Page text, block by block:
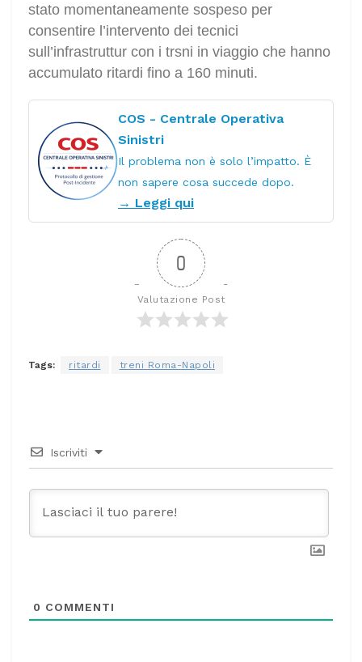
stato momentaneamente sospeso per
consentire l’intervento dei tecnici
sull’infrastruttur con i trsni in viaggio che hanno
accumulato ritardi fino a 160 minuti.
COS - Centrale Operativa
Sinistri
Il problema non è solo l’impatto. È
non sapere cosa succede dopo.
→ Leggi qui
0
Valutazione Post
Tags: ritardi treni Roma-Napoli
Iscriviti
0 COMMENTI